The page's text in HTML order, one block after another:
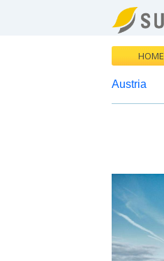
HOME
Austria